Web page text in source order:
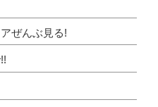
ぜんぶ見る!